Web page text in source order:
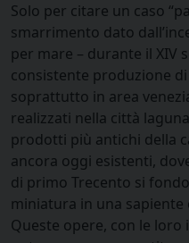
Solo per citare un caso
smarrimento dato
per mare – durante il XIV
consistente produzione di
soprattutto in area
realizzati nella città
prodotti più antichi della
ancora oggi esistenti,
di primo Trecento si
miniatura in una
Queste opere, con le